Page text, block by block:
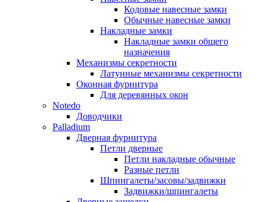
Кодовые навесные замки
Обычные навесные замки
Накладные замки
Накладные замки общего
назначения
Механизмы секретности
Латунные механизмы секретности
Оконная фурнитура
Для деревянных окон
Notedo
Доводчики
Palladium
Дверная фурнитура
Петли дверные
Петли накладные обычные
Разные петли
Шпингалеты/засовы/задвижки
Задвижки/шпингалеты